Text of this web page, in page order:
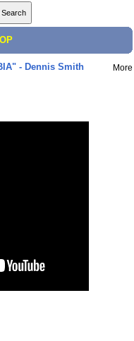
- Dennis Smith More